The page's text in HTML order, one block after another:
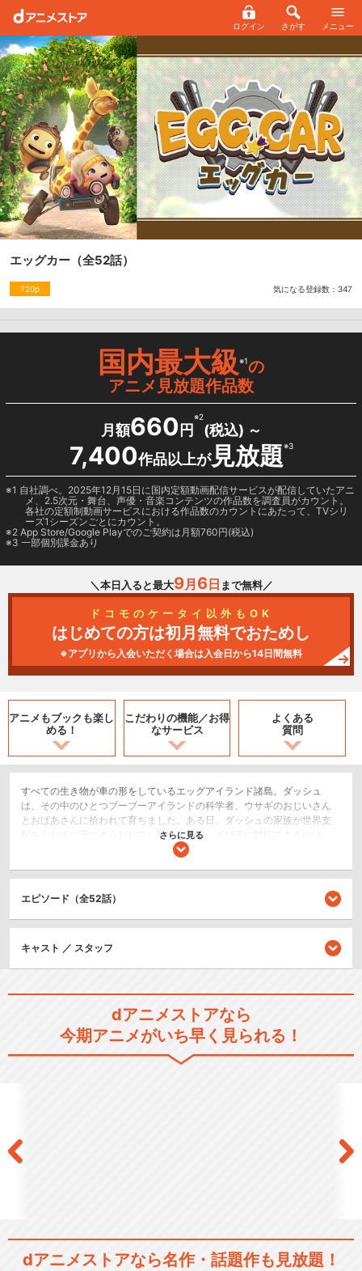
ログイン さがす メニュー
エッグカー （全52話）
720p 気になる登録数： 347
国内最大級※1の
アニメ見放題作品数
月額660 円
※2
(税込) ～
7,400作品以上が見放題※3
1 自社調べ。2025年12月15日に国内定額動画配信サービスが配信していたアニ
メ、2.5次元・舞台、声優・音楽コンテンツの作品数を調査員がカウント。
各社の定額制動画サービスにおける作品数のカウントにあたって、TVシリ
ーズ1シーズンごとにカウント。
2 App Store/Google Playでのご契約は月額760円(税込)
3 一部個別課金あり
＼本日入ると最大9月 6日 まで無料／
ドコモのケータイ以外もOK
はじめての方は初月無料でおためし
※アプリから入会いただく場合は入会日から14日間無料
アニメもブックも楽し
める！
こだわりの機能／お得
なサービス
よくある
質問
すべての生き物が車の形をしているエッグアイランド諸島。ダッシュ
は、その中のひとつブーブーアイランドの科学者、ウサギのおじいさん
とおばあさんに拾われて育ちました。ある日、ダッシュの家族が世界支
配を企むボゾ王にさらわれてしまいました。ボゾ王に対抗できるのは、
ダッシュの変身能力とエレメントの力しかありません。家族を救うた
周る旅に出ることにしました。旅の途中で出会う、個性豊かな仲間た
ち。ボゾ王の手下たちーおっちょこちょいなアイアン一味も現れて、エ
レメントを集める旅は、大騒動。ダッシュは集めたエレメントの力でエ
ッグアイランドの平和を守れるのでしょうか！？
ショート
SF/ファンタジー
さらに見る
閉じる
エピソード（全52話）
キャスト ／ スタッフ
dアニメストアなら
今期アニメがいち早く見られる！
dアニメストアなら名作・話題作も見放題！